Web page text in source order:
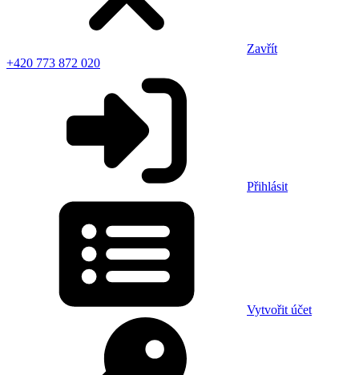
Zavřít
+420 773 872 020
Přihlásit
Vytvořit účet